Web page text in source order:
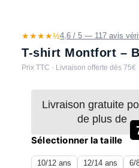
★★★★½4,6 / 5 — 117 avis
T-shirt Montfort –
Prix TTC · Livraison offerte dès 75€
Livraison gratuite
de plus de
Sélectionner la taille
10/12 ans 12/14 ans 6/